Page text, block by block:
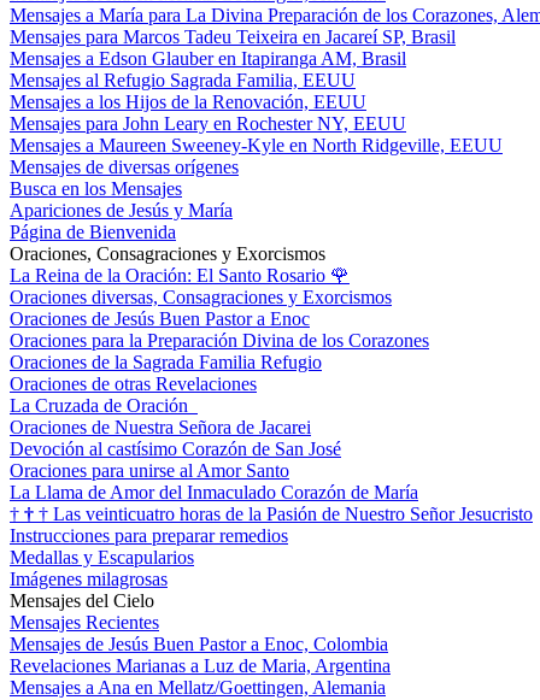
Mensajes a María para La Divina Preparación de los Corazones,
Mensajes para Marcos Tadeu Teixeira en Jacareí SP, Brasil
Mensajes a Edson Glauber en Itapiranga AM, Brasil
Mensajes al Refugio Sagrada Familia, EEUU
Mensajes a los Hijos de la Renovación, EEUU
Mensajes para John Leary en Rochester NY, EEUU
Mensajes a Maureen Sweeney-Kyle en North Ridgeville, EEUU
Mensajes de diversas orígenes
Busca en los Mensajes
Apariciones de Jesús y María
Página de Bienvenida
Oraciones, Consagraciones y Exorcismos
La Reina de la Oración: El Santo Rosario 🌹
Oraciones diversas, Consagraciones y Exorcismos
Oraciones de Jesús Buen Pastor a Enoc
Oraciones para la Preparación Divina de los Corazones
Oraciones de la Sagrada Familia Refugio
Oraciones de otras Revelaciones
La Cruzada de Oración
Oraciones de Nuestra Señora de Jacarei
Devoción al castísimo Corazón de San José
Oraciones para unirse al Amor Santo
La Llama de Amor del Inmaculado Corazón de María
† † † Las veinticuatro horas de la Pasión de Nuestro Señor Jesucristo
Instrucciones para preparar remedios
Medallas y Escapularios
Imágenes milagrosas
Mensajes del Cielo
Mensajes Recientes
Mensajes de Jesús Buen Pastor a Enoc, Colombia
Revelaciones Marianas a Luz de Maria, Argentina
Mensajes a Ana en Mellatz/Goettingen, Alemania